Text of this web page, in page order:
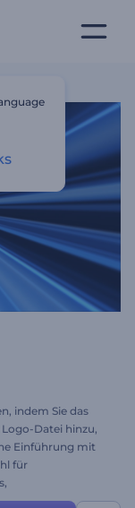
indem Sie das
Datei hinzu,
Einführung mit
für
Entfernte Sterne